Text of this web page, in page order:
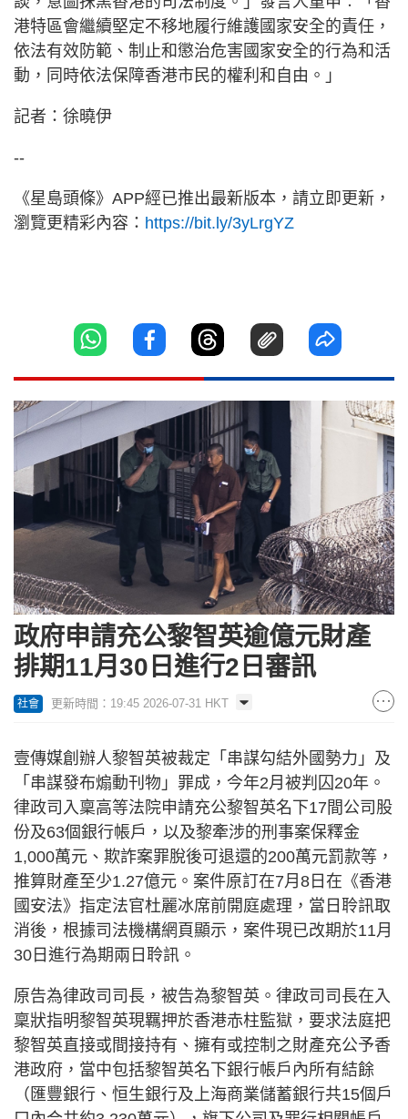
港特區會繼續堅定不移地履行維護國家安全的責任，
依法有效防範、制止和懲治危害國家安全的行為和活
動，同時依法保障香港市民的權利和自由。」
記者：徐曉伊
--
《星島頭條》APP經已推出最新版本，請立即更新，
瀏覽更精彩內容： https://bit.ly/3yLrgYZ
政府申請充公黎智英逾億元財產
排期11月30日進行2日審訊
社會 更新時間：19:45 2026-07-31 HKT
壹傳媒創辦人黎智英被裁定「串謀勾結外國勢力」及
「串謀發布煽動刊物」罪成，今年2月被判囚20年。
律政司入稟高等法院申請充公黎智英名下17間公司股
份及63個銀行帳戶，以及黎牽涉的刑事案保釋金
1,000萬元、欺詐案罪脫後可退還的200萬元罰款等，
推算財產至少1.27億元。案件原訂在7月8日在《香港
國安法》指定法官杜麗冰席前開庭處理，當日聆訊取
消後，根據司法機構網頁顯示，案件現已改期於11月
30日進行為期兩日聆訊。
原告為律政司司長，被告為黎智英。律政司司長在入
稟狀指明黎智英現羈押於香港赤柱監獄，要求法庭把
黎智英直接或間接持有、擁有或控制之財產充公予香
港政府，當中包括黎智英名下銀行帳戶內所有結餘
（匯豐銀行、恒生銀行及上海商業儲蓄銀行共15個戶